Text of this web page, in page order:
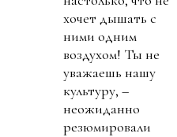
хочет дышать с
ними одним
воздухом! Ты не
уважаешь нашу
культуру, –
неожиданно
резюмировали